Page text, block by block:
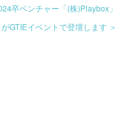
卒ベンチャー「(株)Playbox」
がGTIEイベントで登壇します ＞